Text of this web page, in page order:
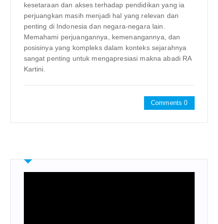
kesetaraan dan akses terhadap pendidikan yang ia
perjuangkan masih menjadi hal yang relevan dan
penting di Indonesia dan negara-negara lain.
Memahami perjuangannya, kemenangannya, dan
posisinya yang kompleks dalam konteks sejarahnya
sangat penting untuk mengapresiasi makna abadi RA
Kartini.
Comments 0